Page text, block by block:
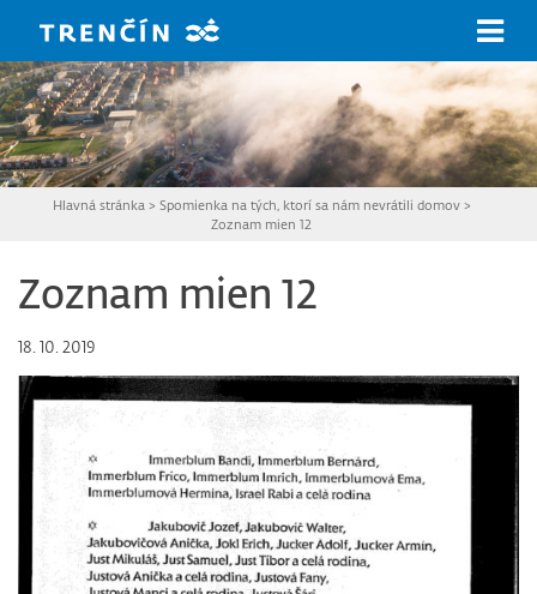
Hlavná stránka > Spomienka na tých, ktorí sa nám nevrátili domov>
Zoznam mien 12
Zoznam mien 12
18. 10. 2019